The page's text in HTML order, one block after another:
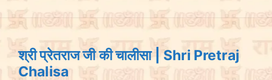
श्री प्रेतराज जी की चालीसा | Shri Pretraj
Chalisa